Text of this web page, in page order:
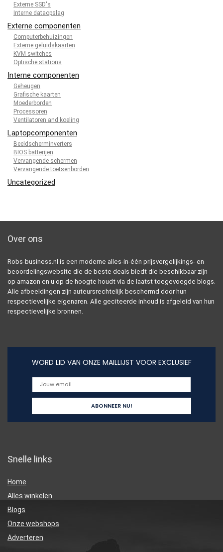
Externe SSD's
Interne dataopslag
Externe componenten
Computerbehuizingen
Externe geluidskaarten
KVM-switches
Optische stations
Interne componenten
Geheugen
Grafische kaarten
Moederborden
Processoren
Ventilatoren and koeling
Laptopcomponenten
Beeldscherminverters
BIOS batterijen
Vervangende schermen
Vervangende toetsenborden
Uncategorized
Over ons
Robs-business.nl is een moderne alles-in-één prijsvergelijkings- en
beoordelingswebsite die de beste deals biedt die beschikbaar zijn
op amazon en u op de hoogte houdt via de laatst toegevoegde blogs.
Alle afbeeldingen zijn auteursrechtelijk beschermd door hun
respectievelijke eigenaren. Alle geciteerde inhoud is afgeleid van hun
respectievelijke bronnen.
WORD LID VAN ONZE MAILLIJST VOOR EXCLUSIEF
Snelle links
Home
Alles winkelen
Blogs
Onze webshops
Adverteren